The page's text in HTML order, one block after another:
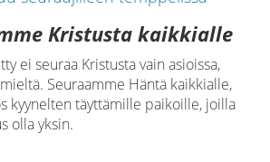
Kristusta kaikkialle
ei seuraa Kristusta vain asioissa,
Seuraamme Häntä kaikkialle,
kyynelten täyttämille paikoille, joilla
olla yksin.